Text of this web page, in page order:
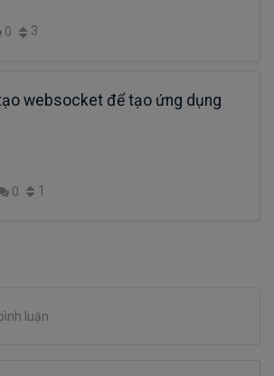
0 3
websocket để tạo ứng dụng
0 1
luận